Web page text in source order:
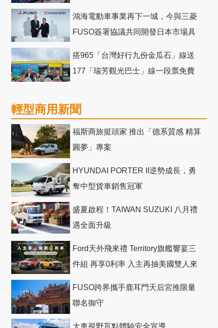
鴻海電動車事業再下一城，今與三菱
FUSO簽署協議共同開發日本市場具
搭965「台灣好行九份金瓜石」線送
177「瑞芳觀光巴士」線一段票免費
輕型商用新聞
福斯商旅挺頭家 推出「德系質感 精算
圓夢」專案
HYUNDAI PORTER II逆勢成長，勇
奪中型貨車銷售冠軍
盛夏啟程！TAIWAN SUZUKI 八月禮
遇全面升級
Ford天外飛來禮 Territory旗艦響宴三
件組 再享0利率 入主再抽美國雙人來
FUSO跨界攜手鹿耳門天后宮推限量
聯名御守